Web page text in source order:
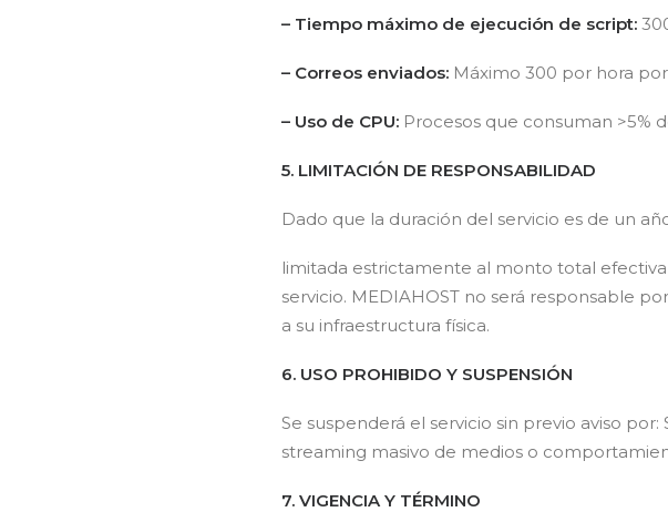
– Tiempo máximo de ejecución de script:
– Correos enviados: Máximo 300 por hora
– Uso de CPU: Procesos que consuman >5%
5. LIMITACIÓN DE RESPONSABILIDAD
Dado que la duración del servicio es de un
limitada estrictamente al monto total
servicio. MEDIAHOST no será responsable
a su infraestructura física.
6. USO PROHIBIDO Y SUSPENSIÓN
Se suspenderá el servicio sin previo aviso
streaming masivo de medios o
7. VIGENCIA Y TÉRMINO